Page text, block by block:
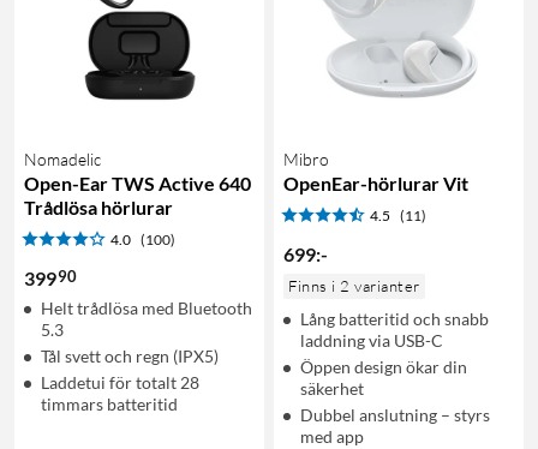
Nomadelic
Open-Ear TWS Active 640
Trådlösa hörlurar
4.0 (100)
39990
Helt trådlösa med Bluetooth
5.3
Tål svett och regn (IPX5)
Laddetui för totalt 28
timmars batteritid
Mibro
OpenEar-hörlurar Vit
4.5 (11)
699:-
Finns i 2 varianter
Lång batteritid och snabb
laddning via USB-C
Öppen design ökar din
säkerhet
Dubbel anslutning – styrs
med app